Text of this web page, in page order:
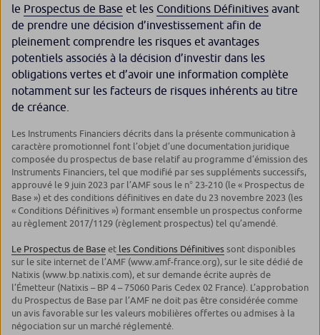
le Prospectus de Base et les Conditions Définitives avant
de prendre une décision d’investissement afin de
pleinement comprendre les risques et avantages
potentiels associés à la décision d’investir dans les
obligations vertes et d’avoir une information complète
notamment sur les facteurs de risques inhérents au titre
de créance.
Les Instruments Financiers décrits dans la présente communication à
caractère promotionnel font l’objet d’une documentation juridique
composée du prospectus de base relatif au programme d’émission des
Instruments Financiers, tel que modifié par ses suppléments successifs,
approuvé le 9 juin 2023 par l’AMF sous le n° 23-210 (le « Prospectus de
Base ») et des conditions définitives en date du 23 novembre 2023 (les
« Conditions Définitives ») formant ensemble un prospectus conforme
au règlement 2017/1129 (règlement prospectus) tel qu’amendé.
Le Prospectus de Baseet les Conditions Définitivessont disponibles
sur le site internet de l’AMF (www.amf-france.org), sur le site dédié de
Natixis (www.bp.natixis.com), et sur demande écrite auprès de
l’Émetteur (Natixis – BP 4 – 75060 Paris Cedex 02 France). L’approbation
du Prospectus de Base par l’AMF ne doit pas être considérée comme
un avis favorable sur les valeurs mobilières offertes ou admises à la
négociation sur un marché réglementé.